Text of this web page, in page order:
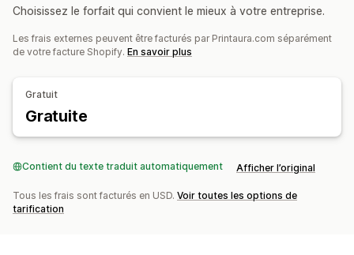
Vêtements
Expédition personnalisée
Traitement des commandes à l’international
Choisissez le forfait qui convient le mieux à votre entreprise.
Les frais externes peuvent être facturés par Printaura.com séparément
de votre facture Shopify. En savoir plus
Gratuit
Gratuite
Contient du texte traduit automatiquement Afficher l’original
Tous les frais sont facturés en USD. Voir toutes les options de
tarification